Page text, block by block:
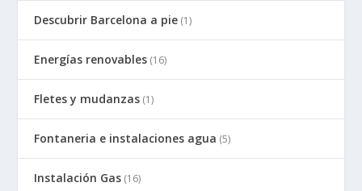
Descubrir Barcelona a pie (1)
Energías renovables (16)
Fletes y mudanzas (1)
Fontaneria e instalaciones agua (5)
Instalación Gas (16)